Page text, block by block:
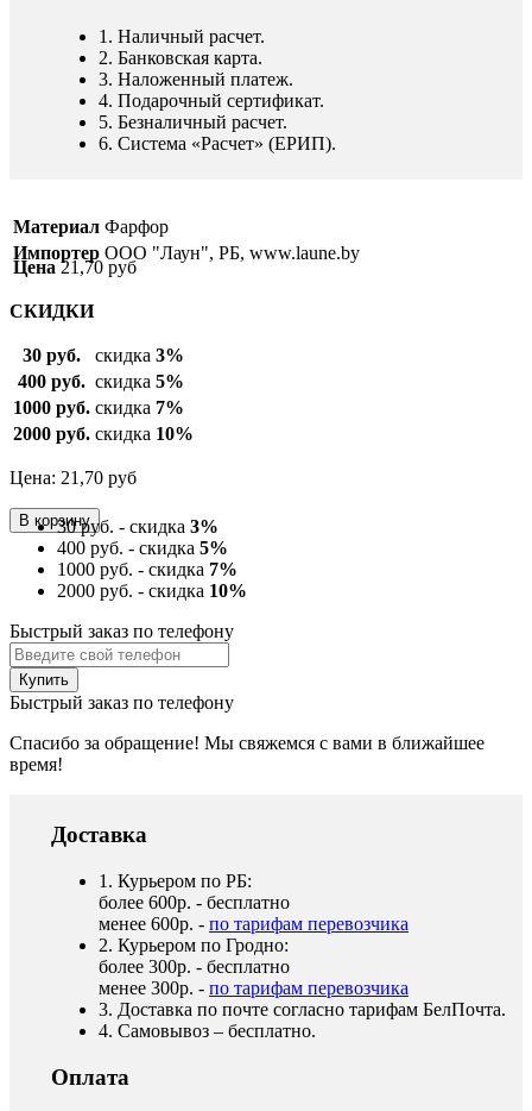
1. Наличный расчет.
2. Банковская карта.
3. Наложенный платеж.
4. Подарочный сертификат.
5. Безналичный расчет.
6. Система «Расчет» (ЕРИП).
Материал Фарфор
Импортер ООО "Лаун", РБ, www.laune.by
Цена 21,70 руб
СКИДКИ
30 руб. скидка 3%
400 руб. скидка 5%
1000 руб. скидка 7%
2000 руб. скидка 10%
Цена: 21,70 руб
30 руб. - скидка 3%
400 руб. - скидка 5%
1000 руб. - скидка 7%
2000 руб. - скидка 10%
Быстрый заказ по телефону
Быстрый заказ по телефону
Спасибо за обращение! Мы свяжемся с вами в ближайшее
время!
Доставка
1. Курьером по РБ:
более 600р. - бесплатно
менее 600р. - по тарифам перевозчика
2. Курьером по Гродно:
более 300р. - бесплатно
менее 300р. - по тарифам перевозчика
3. Доставка по почте согласно тарифам БелПочта.
4. Самовывоз – бесплатно.
Оплата